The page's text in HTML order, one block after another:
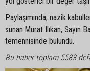
Paylaşımında, nazik
sunan Murat Ilıkan, Sayın
temennisinde bulundu.
Bu haber toplam 5583